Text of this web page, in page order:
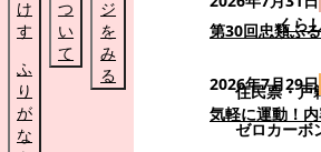
け
す
ふ
り
が
な
つ
い
て
ジ
を
み
る
くら
住民票・戸
ゼロカーボ
第30回忠類ふ
2026年7月29日
気軽に運動！